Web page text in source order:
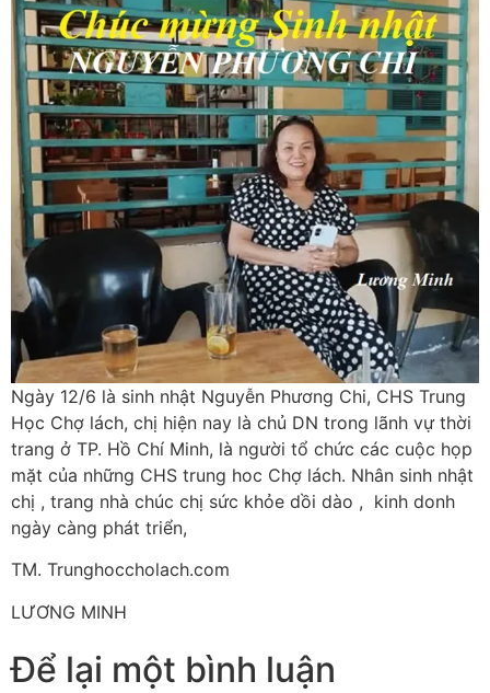
Ngày 12/6 là sinh nhật Nguyễn Phương Chi, CHS Trung
Học Chợ lách, chị hiện nay là chủ DN trong lãnh vự thời
trang ở TP. Hồ Chí Minh, là người tổ chức các cuộc họp
mặt của những CHS trung hoc Chợ lách. Nhân sinh nhật
chị , trang nhà chúc chị sức khỏe dồi dào , kinh donh
ngày càng phát triển,
TM. Trunghoccholach.com
LƯƠNG MINH
Để lại một bình luận